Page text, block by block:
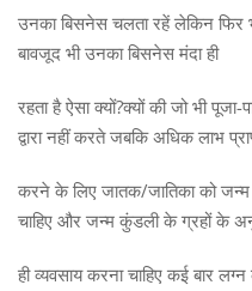
उनका बिसनेस चलता रहें लेकिन
बावजूद भी उनका बिसनेस मंदा ही
रहता है ऐसा क्यों?क्यों की जो भी
द्वारा नहीं करते जबकि अधिक लाभ
करने के लिए जातक/जातिका को
चाहिए और जन्म कुंडली के ग्रहों के
ही व्यवसाय करना चाहिए कई बार